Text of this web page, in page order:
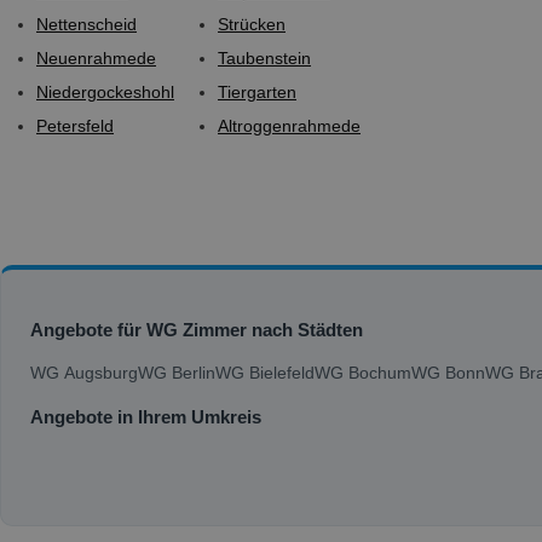
Nettenscheid
Neuenrahmede
Niedergockeshohl
Petersfeld
Strücken
Taubenstein
Tiergarten
Altroggenrahmede
Angebote für WG Zimmer nach Städten
WG AugsburgWG BerlinWG BielefeldWG BochumWG BonnWG
Angebote in Ihrem Umkreis